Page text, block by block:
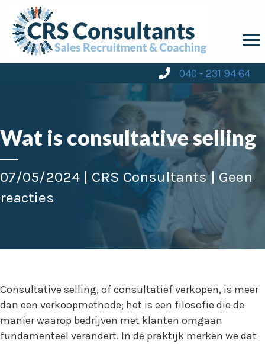
040 - 231 94 64
Wat is consultative selling
07/05/2024 | CRS Consultants| Geen
reacties
Consultative selling, of consultatief verkopen, is meer
dan een verkoopmethode; het is een filosofie die de
manier waarop bedrijven met klanten omgaan
fundamenteel verandert. In de praktijk merken we dat